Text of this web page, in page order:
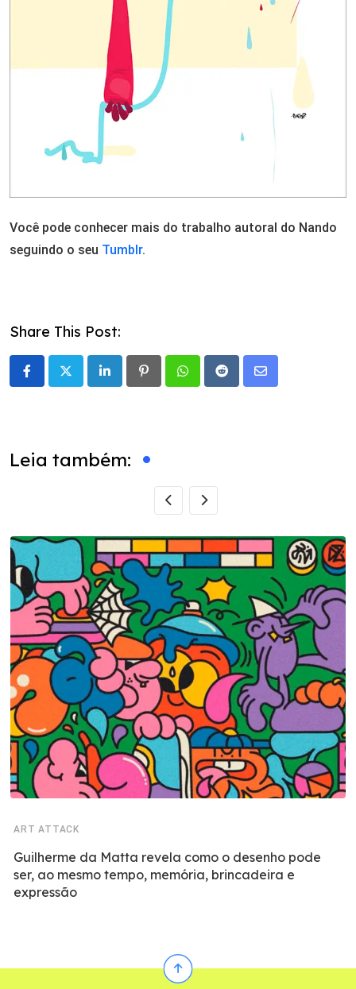
Você pode conhecer mais do trabalho autoral do Nando
seguindo o seu Tumblr.
Share This Post:
LinkedInPinterestWhatsappRedditShare
Leia também:
ART ATTACK
Guilherme da Matta revela como o desenho pode
ser, ao mesmo tempo, memória, brincadeira e
expressão